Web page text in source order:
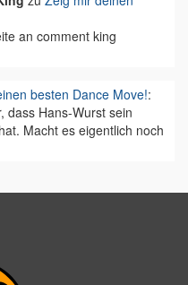
an comment king
besten Dance Move!:
dass Hans-Wurst sein
Macht es eigentlich noch